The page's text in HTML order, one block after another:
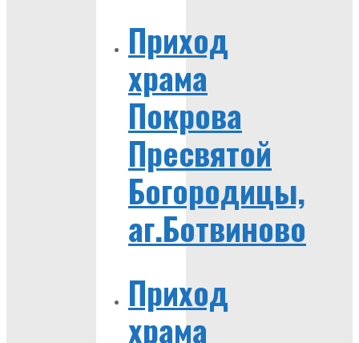
Приход
храма
Покрова
Пресвятой
Богородицы,
аг.Ботвиново
Приход
храма